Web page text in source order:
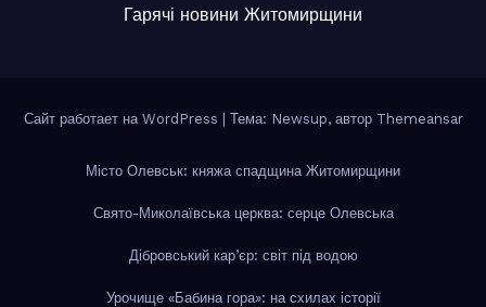
Гарячі новини Житомирщини
Сайт работает на WordPress Тема: Newsup, автор Themeansar
Місто Олевськ: княжа спадщина Житомирщини
Свято-Миколаївська церква: серце Олевська
Дібровський кар’єр: світ під водою
Урочище «Бабина гора»: на схилах історії